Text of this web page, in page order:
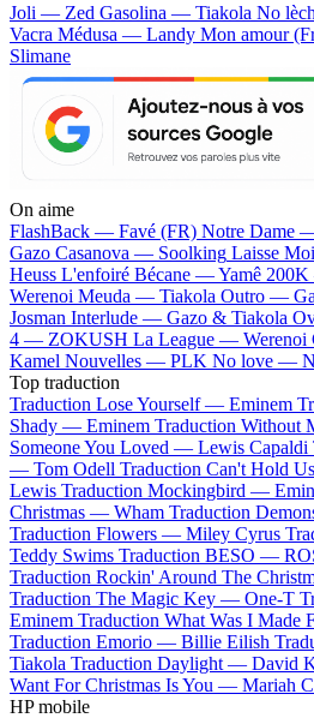
Joli — Zed Gasolina — Tiakola No
Vacra Médusa — Landy Mon amour
Slimane
On aime
FlashBack — Favé (FR) Notre Dame
Gazo Casanova — Soolking Laisse
Heuss L'enfoiré Bécane —Yamê
Werenoi Meuda — Tiakola Outro —
Josman Interlude — Gazo & Tiakola
4 — ZOKUSH La League — Werenoi
Kamel Nouvelles — PLK No love —
Top traduction
Traduction Lose Yourself — Eminem
Shady — Eminem Traduction Without
Someone You Loved — Lewis Capaldi
— Tom Odell Traduction Can't Hold
Lewis Traduction Mockingbird —
Christmas — Wham Traduction
Traduction Flowers — Miley Cyrus
Teddy Swims Traduction BESO —
Traduction Rockin' Around The
Traduction The Magic Key — One-T
Eminem Traduction What Was I Made
Traduction Emorio — Billie Eilish
Tiakola Traduction Daylight — David
Want For Christmas Is You — Mariah
HP mobile